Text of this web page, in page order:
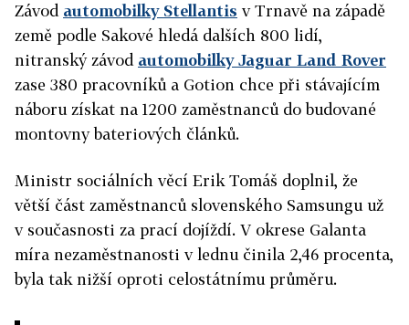
Závod automobilky Stellantis v Trnavě na západě
země podle Sakové hledá dalších 800 lidí,
nitranský závod automobilky Jaguar Land Rover
zase 380 pracovníků a Gotion chce při stávajícím
náboru získat na 1200 zaměstnanců do budované
montovny bateriových článků.
Ministr sociálních věcí Erik Tomáš doplnil, že
větší část zaměstnanců slovenského Samsungu už
v současnosti za prací dojíždí. V okrese Galanta
míra nezaměstnanosti v lednu činila 2,46 procenta,
byla tak nižší oproti celostátnímu průměru.